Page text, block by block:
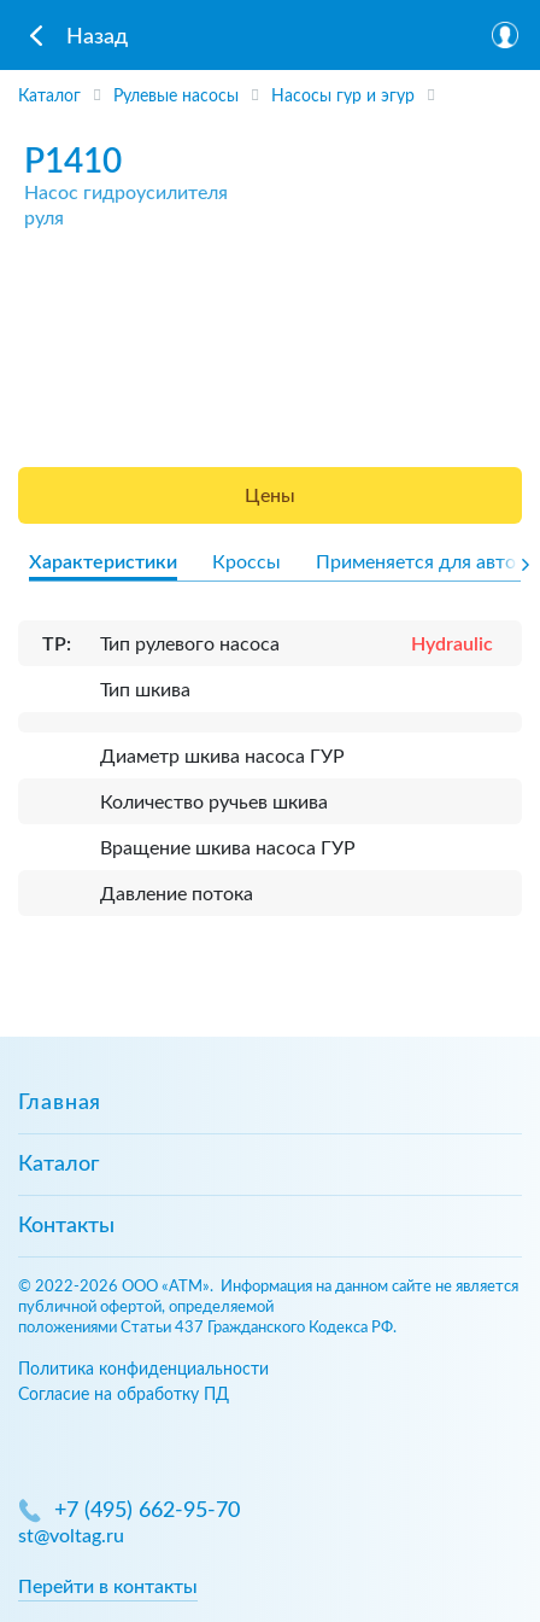
Назад
Каталог Рулевые насосы Насосы гур и эгур
P1410
Насос гидроусилителя
руля
Цены
Характеристики Кроссы Применяется для авто
TP: Тип рулевого насоса Hydraulic
Тип шкива
Диаметр шкива насоса ГУР
Количество ручьев шкива
Вращение шкива насоса ГУР
Давление потока
Главная
Каталог
Контакты
© 2022-2026 ООО «АТМ». Информация на данном сайте не является
публичной офертой, определяемой
положениями Статьи 437 Гражданского Кодекса РФ.
Политика конфиденциальности
Согласие на обработку ПД
+7 (495) 662-95-70
st@voltag.ru
Перейти в контакты